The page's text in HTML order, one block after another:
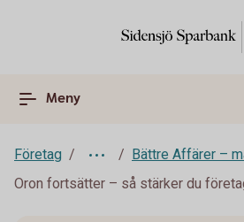
Meny
Företag
Bättre Affärer –
Oron fortsätter – så stärker du